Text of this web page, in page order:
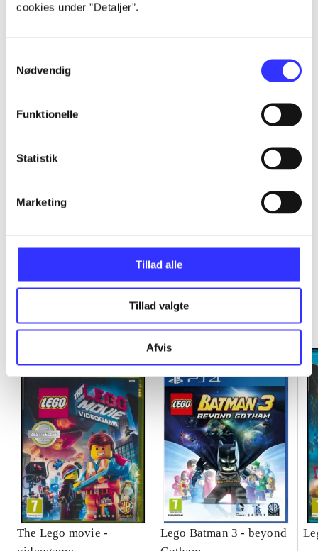
cookies under ”Detaljer”.
Nødvendig
Funktionelle
Statistik
Marketing
Tillad alle
Tillad valgte
Afvis
...
...
...
The Lego movie -
Lego Batman 3 - beyond